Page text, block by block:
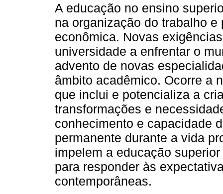
A educação no ensino
na organização do trabalho
econômica. Novas
universidade a enfrentar o
advento de novas
âmbito acadêmico. Ocorre a
que inclui e potencializa a
transformações e
conhecimento e capacidade
permanente durante a vida
impelem a educação
para responder às
contemporâneas.